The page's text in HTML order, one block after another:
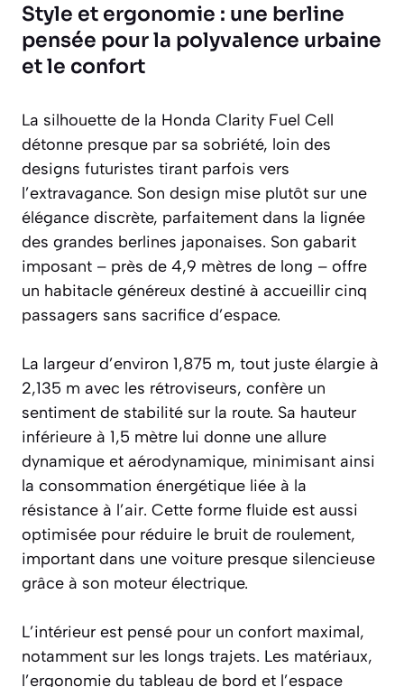
Style et ergonomie : une berline
pensée pour la polyvalence urbaine
et le confort
La silhouette de la Honda Clarity Fuel Cell
détonne presque par sa sobriété, loin des
designs futuristes tirant parfois vers
l’extravagance. Son design mise plutôt sur une
élégance discrète, parfaitement dans la lignée
des grandes berlines japonaises. Son gabarit
imposant – près de 4,9 mètres de long – offre
un habitacle généreux destiné à accueillir cinq
passagers sans sacrifice d’espace.
La largeur d’environ 1,875 m, tout juste élargie à
2,135 m avec les rétroviseurs, confère un
sentiment de stabilité sur la route. Sa hauteur
inférieure à 1,5 mètre lui donne une allure
dynamique et aérodynamique, minimisant ainsi
la consommation énergétique liée à la
résistance à l’air. Cette forme fluide est aussi
optimisée pour réduire le bruit de roulement,
important dans une voiture presque silencieuse
grâce à son moteur électrique.
L’intérieur est pensé pour un confort maximal,
notamment sur les longs trajets. Les matériaux,
l’ergonomie du tableau de bord et l’espace